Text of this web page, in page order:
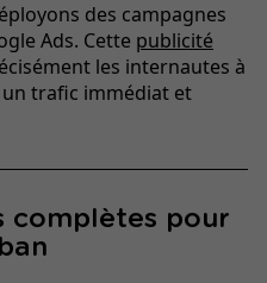
des campagnes
Ads. Cette publicité
les internautes à
trafic immédiat et
complètes pour